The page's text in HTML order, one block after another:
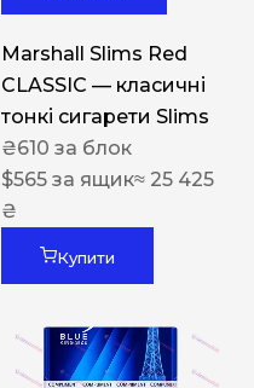
Marshall Slims Red
CLASSIC — класичні
тонкі сигарети Slims
₴610 за блок
$565 за ящик≈ 25 425
₴
Купити